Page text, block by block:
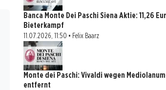
Banca Monte Dei Paschi Siena Aktie: 11,26
Bieterkampf
11.07.2026, 11:50 • Felix Baarz
Monte dei Paschi: Vivaldi wegen
entfernt